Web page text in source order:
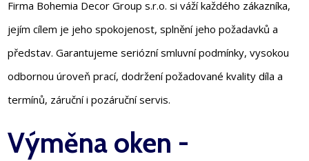
Firma Bohemia Decor Group s.r.o. si váží každého zákazníka,
jejím cílem je jeho spokojenost, splnění jeho požadavků a
představ. Garantujeme seriózní smluvní podmínky, vysokou
odbornou úroveň prací, dodržení požadované kvality díla a
termínů, záruční i pozáruční servis.
Výměna oken -